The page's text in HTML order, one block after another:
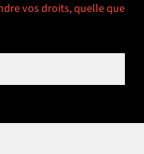
vos droits, quelle que